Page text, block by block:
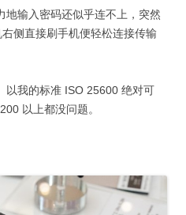
地输入密码还似乎连不上，突然
侧直接刷手机便轻松连接传输
以我的标准 ISO 25600 绝对可
以上都没问题。